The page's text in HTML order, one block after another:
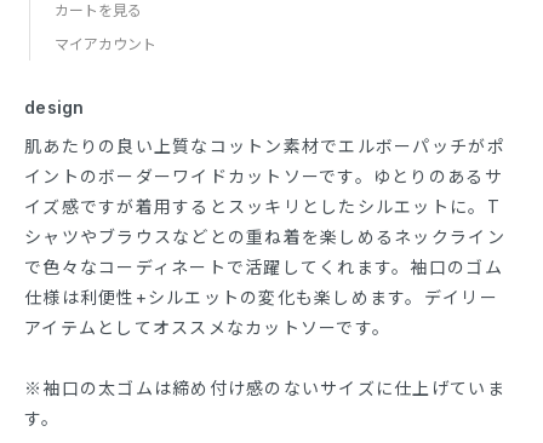
カートを見る
マイアカウント
design
肌あたりの良い上質なコットン素材でエルボーパッチがポ
イントのボーダーワイドカットソーです。ゆとりのあるサ
イズ感ですが着用するとスッキリとしたシルエットに。T
シャツやブラウスなどとの重ね着を楽しめるネックライン
で色々なコーディネートで活躍してくれます。袖口のゴム
仕様は利便性+シルエットの変化も楽しめます。デイリー
アイテムとしてオススメなカットソーです。
※袖口の太ゴムは締め付け感のないサイズに仕上げていま
す。